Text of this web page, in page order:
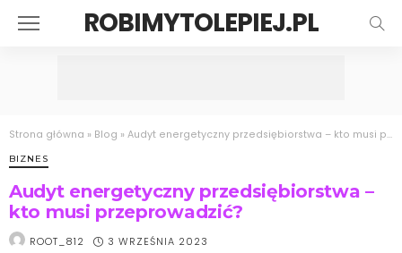
ROBIMYTOLEPIEJ.PL
Strona główna » Blog » Audyt energetyczny przedsiębiorstwa – kto musi przeprowadzić?
BIZNES
Audyt energetyczny przedsiębiorstwa –
kto musi przeprowadzić?
ROOT_812 3 WRZEŚNIA 2023